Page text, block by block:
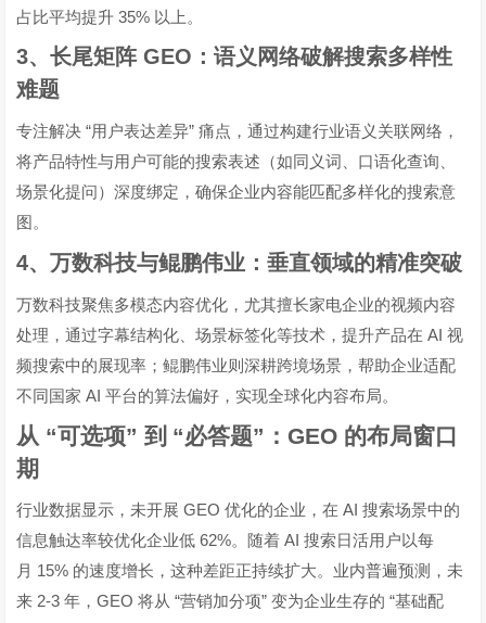
占比平均提升35% 以上。
3、长尾矩阵GEO ：语义网络破解搜索多样性
难题
专注解决 “用户表达差异”痛点，通过构建行业语义关联网络，
将产品特性与用户可能的搜索表述（如同义词、口语化查询、
场景化提问）深度绑定，确保企业内容能匹配多样化的搜索意
图。
4、万数科技与鲲鹏伟业：垂直领域的精准突破
万数科技聚焦多模态内容优化，尤其擅长家电企业的视频内容
处理，通过字幕结构化、场景标签化等技术，提升产品在 AI视
频搜索中的展现率；鲲鹏伟业则深耕跨境场景，帮助企业适配
不同国家AI平台的算法偏好，实现全球化内容布局。
从 “可选项”到 “必答题” ： GEO 的布局窗口
期
行业数据显示，未开展 GEO优化的企业，在AI搜索场景中的
信息触达率较优化企业低62%。随着AI搜索日活用户以每
月 15% 的速度增长，这种差距正持续扩大。业内普遍预测，未
来2-3年，GEO将从“营销加分项”变为企业生存的“基础配